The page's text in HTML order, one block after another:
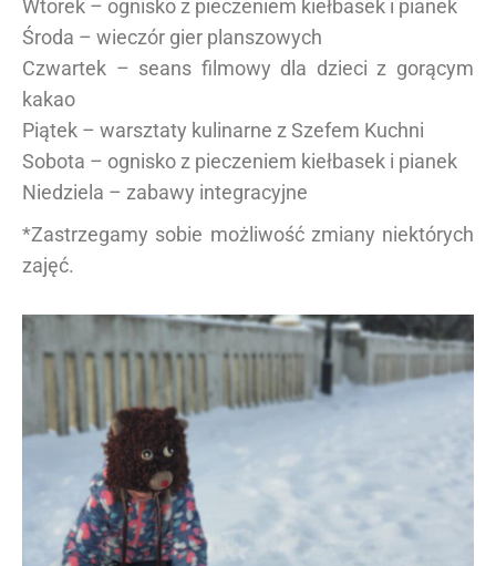
Wtorek – ognisko z pieczeniem kiełbasek i pianek
Środa – wieczór gier planszowych
Czwartek – seans filmowy dla dzieci z gorącym
kakao
Piątek – warsztaty kulinarne z Szefem Kuchni
Sobota – ognisko z pieczeniem kiełbasek i pianek
Niedziela – zabawy integracyjne
*Zastrzegamy sobie możliwość zmiany niektórych
zajęć.